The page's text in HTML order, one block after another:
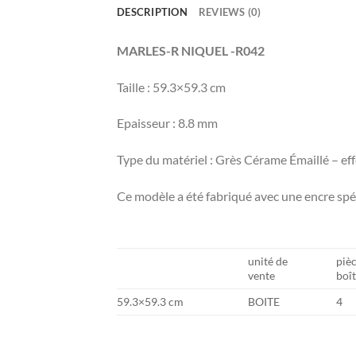
DESCRIPTION REVIEWS (0)
MARLES-R NIQUEL -R042
Taille : 59.3×59.3 cm
Epaisseur : 8.8 mm
Type du matériel : Grès Cérame Émaillé –
Ce modèle a été fabriqué avec une encre
unité de
vente
59.3×59.3 cm
BOITE 4